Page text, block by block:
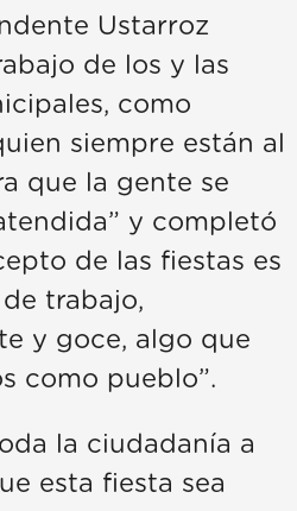
Ustarroz
de los y las
como
siempre están al
que la gente se
y completó
de las fiestas es
trabajo,
y goce, algo que
como pueblo”.
la ciudadanía a
esta fiesta sea